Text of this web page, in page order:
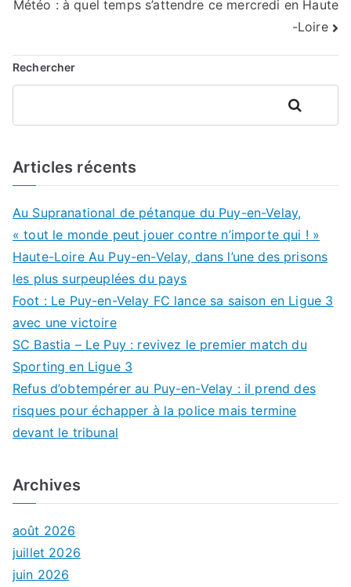
Météo : à quel temps s’attendre ce mercredi en Haute
-Loire
Rechercher
Rechercher
Articles récents
Au Supranational de pétanque du Puy-en-Velay,
« tout le monde peut jouer contre n’importe qui ! »
Haute-Loire Au Puy-en-Velay, dans l’une des prisons
les plus surpeuplées du pays
Foot : Le Puy-en-Velay FC lance sa saison en Ligue 3
avec une victoire
SC Bastia – Le Puy : revivez le premier match du
Sporting en Ligue 3
Refus d’obtempérer au Puy-en-Velay : il prend des
risques pour échapper à la police mais termine
devant le tribunal
Archives
août 2026
juillet 2026
juin 2026